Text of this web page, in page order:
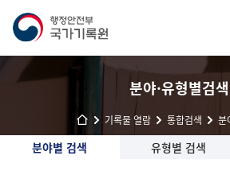
분야·유형별검색
기록물 열람 통합검색 분
분야별 검색 유형별 검색